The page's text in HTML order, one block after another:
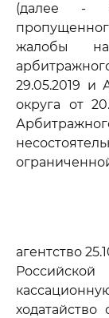
(далее -
жалобы на
29.05.2019 и
округа от
агентство